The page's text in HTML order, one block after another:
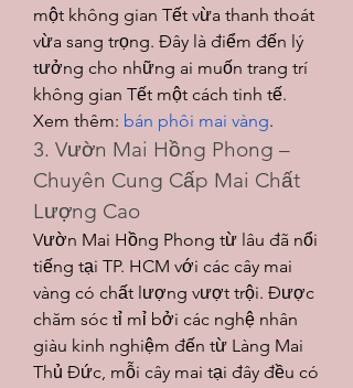
một không gian Tết vừa thanh thoát
vừa sang trọng. Đây là điểm đến lý
tưởng cho những ai muốn trang trí
không gian Tết một cách tinh tế.
Xem thêm: bán phôi mai vàng.
3. Vườn Mai Hồng Phong –
Chuyên Cung Cấp Mai Chất
Lượng Cao
Vườn Mai Hồng Phong từ lâu đã nổi
tiếng tại TP. HCM với các cây mai
vàng có chất lượng vượt trội. Được
chăm sóc tỉ mỉ bởi các nghệ nhân
giàu kinh nghiệm đến từ Làng Mai
Thủ Đức, mỗi cây mai tại đây đều có